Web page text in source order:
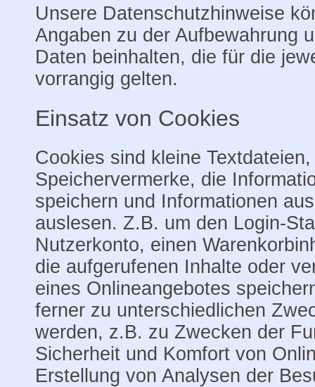
Unsere Datenschutzhinweise
Angaben zu der Aufbewahrung
Daten beinhalten, die für die
vorrangig gelten.
Einsatz von Cookies
Cookies sind kleine
Speichervermerke, die
speichern und Informationen
auslesen. Z.B. um den Login-
Nutzerkonto, einen
die aufgerufenen Inhalte oder
eines Onlineangebotes
ferner zu unterschiedlichen
werden, z.B. zu Zwecken der
Sicherheit und Komfort von
Erstellung von Analysen der